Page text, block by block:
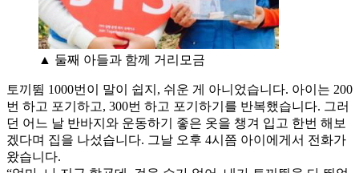
▲ 둘째 아들과 함께 거리모금
토끼뜀 1000번이 말이 쉽지, 쉬운 게 아니었습니다. 아이는 200
번 하고 포기하고, 300번 하고 포기하기를 반복했습니다. 그러
던 어느 날 반바지와 운동하기 좋은 옷을 챙겨 입고 한번 해보
겠다며 집을 나섰습니다. 그날 오후 4시쯤 아이에게서 전화가
왔습니다.